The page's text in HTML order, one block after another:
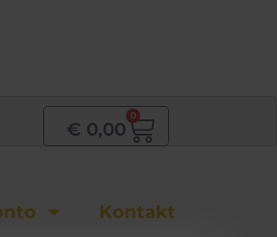
€ 0,00
0
Kontakt